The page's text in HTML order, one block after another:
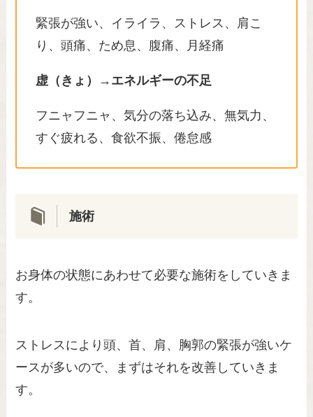
緊張が強い、イライラ、ストレス、肩こ
り、頭痛、ため息、腹痛、月経痛
虚（きょ）→エネルギーの不足
フニャフニャ、気分の落ち込み、無気力、
すぐ疲れる、食欲不振、倦怠感
施術
お身体の状態にあわせて必要な施術をしていきま
す。
ストレスにより頭、首、肩、胸郭の緊張が強いケ
ースが多いので、まずはそれを改善していきま
す。